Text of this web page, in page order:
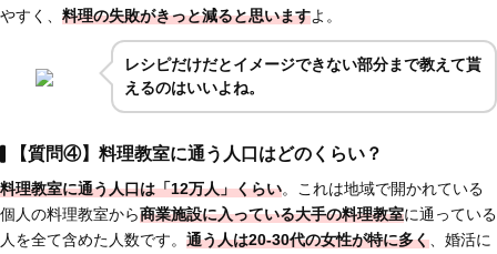
やすく、 料理の失敗がきっと減ると思いますよ。
レシピだけだとイメージできない部分まで教えて貰
えるのはいいよね。
【質問④】料理教室に通う人口はどのくらい？
料理教室に通う人口は「12万人」くらい。これは地域で開かれている
個人の料理教室から商業施設に入っている大手の料理教室に通っている
人を全て含めた人数です。 通う人は20-30代の女性が特に多く 、婚活に